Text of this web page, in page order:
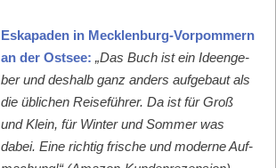
Eska­paden in Meck­len­burg-Vor­pom­mern
an der Ost­see: „Das Buch ist ein Ideenge­
ber und deshalb ganz anders aufge­baut als
die üblichen Reise­führer. Da ist für Groß
und Klein, für Win­ter und Som­mer was
dabei. Eine richtig frische und mod­erne Auf­